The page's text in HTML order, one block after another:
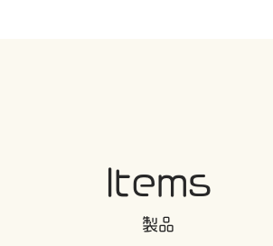
Items
製品